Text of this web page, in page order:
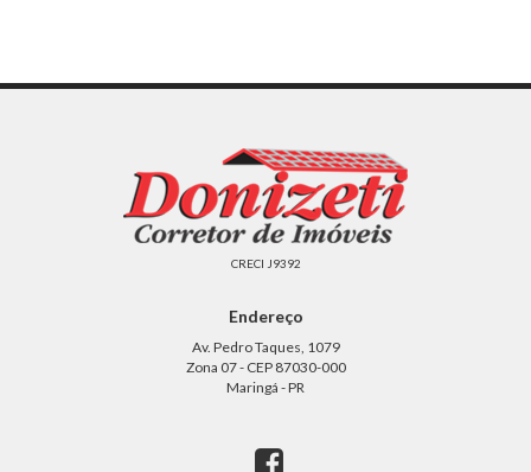
CRECI J9392
Endereço
Av. Pedro Taques, 1079
Zona 07 - CEP 87030-000
Maringá - PR